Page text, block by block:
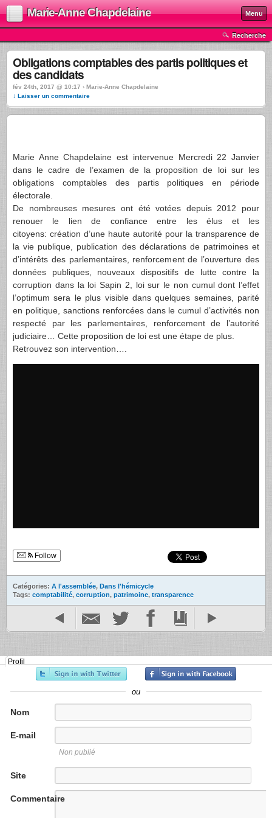
Marie-Anne Chapdelaine Menu
Recherche
Obligations comptables des partis politiques et
des candidats
fév 24th, 2017 @ 10:17 › Marie-Anne Chapdelaine
↓ Laisser un commentaire
Marie Anne Chapdelaine est intervenue Mercredi 22 Janvier
dans le cadre de l’examen de la proposition de loi sur les
obligations comptables des partis politiques en période
électorale.
De nombreuses mesures ont été votées depuis 2012 pour
renouer le lien de confiance entre les élus et les
citoyens: création d’une haute autorité pour la transparence de
la vie publique, publication des déclarations de patrimoines et
d’intérêts des parlementaires, renforcement de l’ouverture des
données publiques, nouveaux dispositifs de lutte contre la
corruption dans la loi Sapin 2, loi sur le non cumul dont l’effet
l’optimum sera le plus visible dans quelques semaines, parité
en politique, sanctions renforcées dans le cumul d’activités non
respecté par les parlementaires, renforcement de l’autorité
judiciaire… Cette proposition de loi est une étape de plus.
Retrouvez son intervention….
Follow
Catégories: A l'assemblée, Dans l'hémicycle
Tags: comptabilité, corruption, patrimoine, transparence
Profil
ou
Nom
E-mail
Non publié
Site
Commentaire